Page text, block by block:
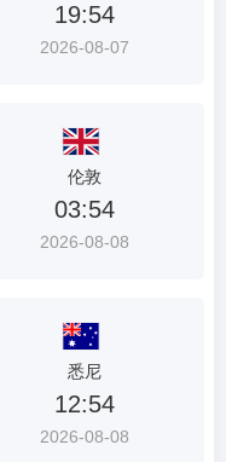
19:54
2026-08-07
伦敦
03:54
2026-08-08
悉尼
12:54
2026-08-08